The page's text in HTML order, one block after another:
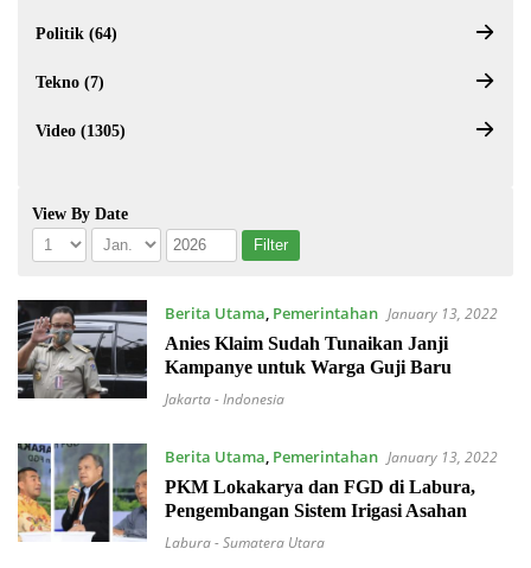
Politik (64)
Tekno (7)
Video (1305)
View By Date
Berita Utama, Pemerintahan January 13, 2022
Anies Klaim Sudah Tunaikan Janji
Kampanye untuk Warga Guji Baru
Jakarta - Indonesia
Berita Utama, Pemerintahan January 13, 2022
PKM Lokakarya dan FGD di Labura,
Pengembangan Sistem Irigasi Asahan
Labura - Sumatera Utara